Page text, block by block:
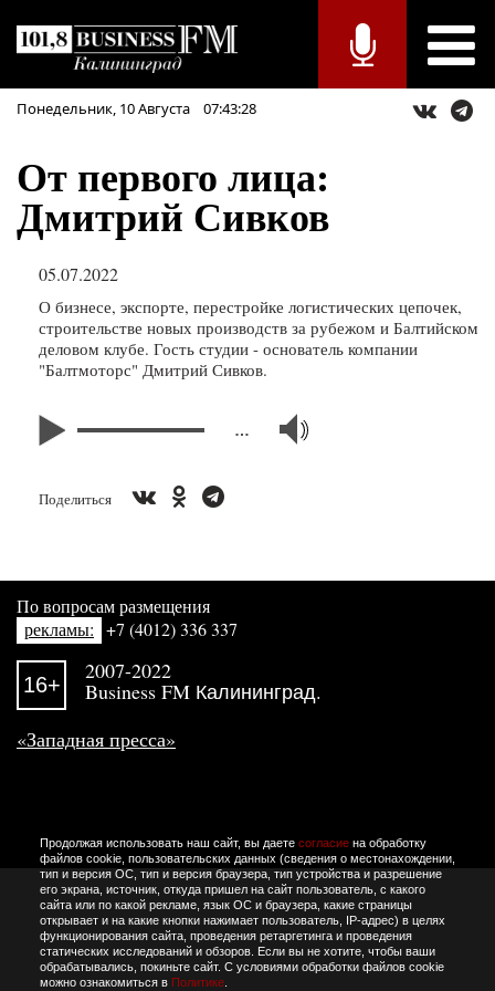
Понедельник, 10Августа 07:43:28
От первого лица:
Дмитрий Сивков
05.07.2022
О бизнесе, экспорте, перестройке логистических цепочек,
строительстве новых производств за рубежом и Балтийском
деловом клубе. Гость студии - основатель компании
"Балтмоторс" Дмитрий Сивков.
…
Поделиться
Продолжая использовать наш сайт, вы даете согласиена обработку
файлов cookie, пользовательских данных (сведения о местонахождении,
тип и версия ОС, тип и версия браузера, тип устройства и разрешение
его экрана, источник, откуда пришел на сайт пользователь, с какого
сайта или по какой рекламе, язык ОС и браузера, какие страницы
открывает и на какие кнопки нажимает пользователь, IP-адрес) в целях
функционирования сайта, проведения ретаргетинга и проведения
статических исследований и обзоров. Если вы не хотите, чтобы ваши
обрабатывались, покиньте сайт. С условиями обработки файлов cookie
можно ознакомиться в Политике.
По вопросам размещения
рекламы: +7 (4012) 336 337
16+
2007-2022
Business FM Калининград.
«Западная пресса»